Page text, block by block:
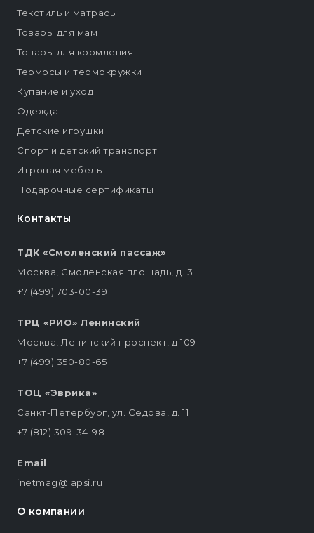
Контакты
ТДК «Смоленский пассаж»
Москва, Смоленская площадь, д. 3
+7 (499) 703-00-39
ТРЦ «РИО» Ленинский
Москва, Ленинский проспект, д.109
+7 (499) 350-80-65
ТОЦ «Эврика»
Санкт-Петербург, ул. Седова, д. 11
+7 (812) 309-34-98
Email
inetmag@lapsi.ru
Текстиль и матрасы
Товары для мам
Товары для кормления
Термосы и термокружки
Купание и уход
Одежда
Детские игрушки
Спорт и детский транспорт
Игровая мебель
Подарочные сертификаты
О компании